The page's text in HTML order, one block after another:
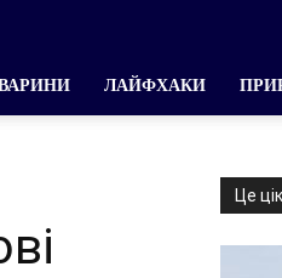
ЛАЙФХАКИ
Це